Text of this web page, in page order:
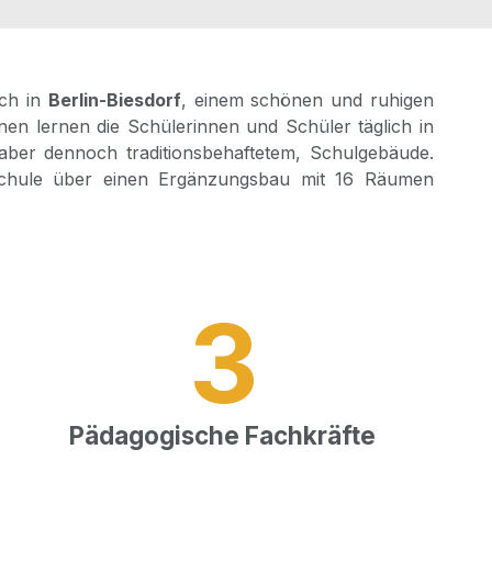
in Ber­lin-Bies­dorf, einem schö­nen und ruhi­gen
ler­nen die Schü­le­rin­nen und Schü­ler täg­lich in
den­noch tra­di­ti­ons­be­haf­te­tem, Schul­ge­bäu­de.
über einen Ergän­zungs­bau mit 16 Räu­men
Päd­ago­gi­sche Fachkräfte
3